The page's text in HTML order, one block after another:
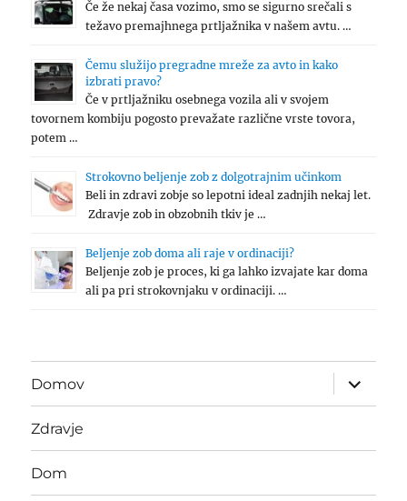
Če že nekaj časa vozimo, smo se sigurno srečali s
težavo premajhnega prtljažnika v našem avtu. …
Čemu služijo pregradne mreže za avto in kako
izbrati pravo?
Če v prtljažniku osebnega vozila ali v svojem
tovornem kombiju pogosto prevažate različne vrste tovora,
potem …
Strokovno beljenje zob z dolgotrajnim učinkom
Beli in zdravi zobje so lepotni ideal zadnjih nekaj let.
Zdravje zob in obzobnih tkiv je …
Beljenje zob doma ali raje v ordinaciji?
Beljenje zob je proces, ki ga lahko izvajate kar doma
ali pa pri strokovnjaku v ordinaciji. …
Domov
expand
child
menu
Zdravje
Dom